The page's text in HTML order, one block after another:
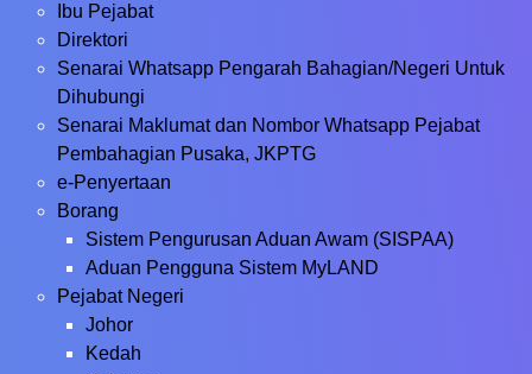
Ibu Pejabat
Direktori
Senarai Whatsapp Pengarah Bahagian/Negeri Untuk
Dihubungi
Senarai Maklumat dan Nombor Whatsapp Pejabat
Pembahagian Pusaka, JKPTG
e-Penyertaan
Borang
Sistem Pengurusan Aduan Awam (SISPAA)
Aduan Pengguna Sistem MyLAND
Pejabat Negeri
Johor
Kedah